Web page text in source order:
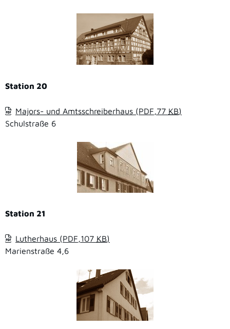
Station 20
Majors- und Amtsschreiberhaus (PDF,77 KB)
Schulstraße 6
Station 21
Lutherhaus (PDF,107 KB)
Marienstraße 4,6